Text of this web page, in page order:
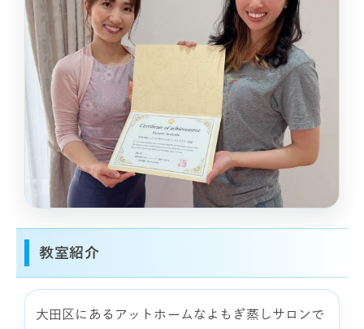
教室紹介
大田区にあるアットホームなよもぎ蒸しサロンで